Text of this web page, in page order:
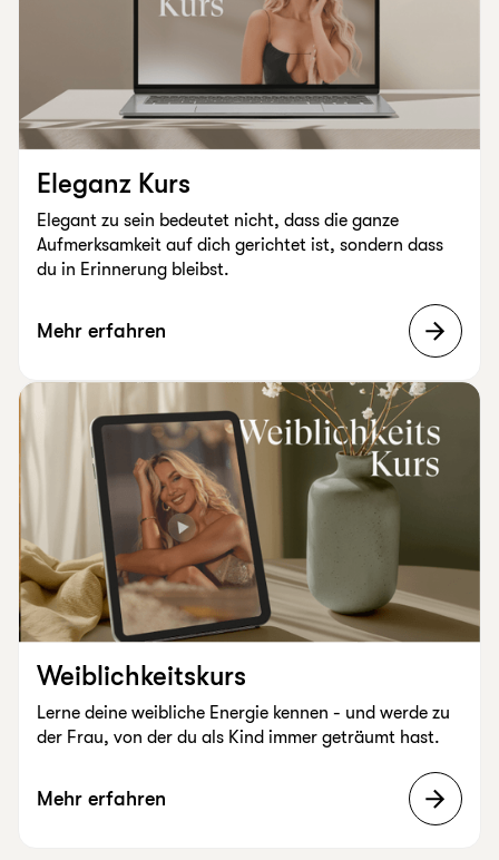
Eleganz Kurs
Elegant zu sein bedeutet nicht, dass die ganze
Aufmerksamkeit auf dich gerichtet ist, sondern dass
du in Erinnerung bleibst.
Mehr erfahren
Weiblichkeitskurs
Lerne deine weibliche Energie kennen - und werde zu
der Frau, von der du als Kind immer geträumt hast.
Mehr erfahren